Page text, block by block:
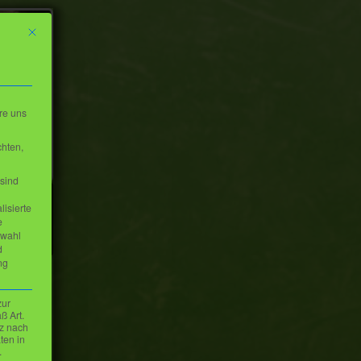
Mit diesem Button wird der Dialog geschlossen. Seine Funktionalität ist
uns
Art.
nach
in